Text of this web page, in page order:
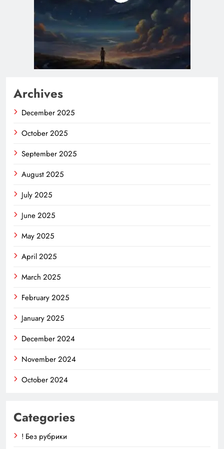
Archives
December 2025
October 2025
September 2025
August 2025
July 2025
June 2025
May 2025
April 2025
March 2025
February 2025
January 2025
December 2024
November 2024
October 2024
Categories
! Без рубрики